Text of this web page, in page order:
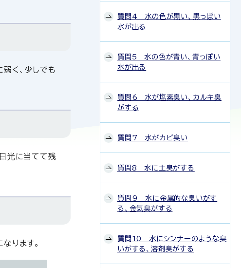
く、少しでも
光に当てて残
ります。
質問4 水の色が黒い、黒っぽい
水が出る
質問5 水の色が青い、青っぽい
水が出る
質問6 水が塩素臭い、カルキ臭
がする
質問7 水がカビ臭い
質問8 水に土臭がする
質問9 水に金属的な臭いがす
る、金気臭がする
質問10 水にシンナーのような臭
いがする、溶剤臭がする